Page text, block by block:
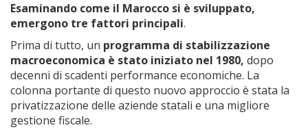
Esaminando come il Marocco si è sviluppato,
emergono tre fattori principali.
Prima di tutto, un programma di stabilizzazione
macroeconomica è stato iniziato nel 1980, dopo
decenni di scadenti performance economiche. La
colonna portante di questo nuovo approccio è stata la
privatizzazione delle aziende statali e una migliore
gestione fiscale.